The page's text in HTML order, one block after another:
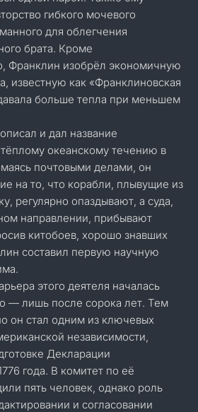
гибкого мочевого
для облегчения
брата. Кроме
Франклин изобрёл экономичную
известную как «Франклиновская
больше тепла при меньшем
и дал название
океанскому течению в
почтовыми делами, он
на то, что корабли, плывущие из
регулярно опаздывают, а суда,
направлении, прибывают
китобоев, хорошо знавших
составил первую научную
этого деятеля началась
— лишь после сорока лет. Тем
он стал одним из ключевых
независимости,
Декларации
года. В комитет по её
пять человек, однако роль
и согласовании